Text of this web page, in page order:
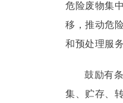
危险废物集
移，推动危
和预处理服务
鼓励有
集、贮存、